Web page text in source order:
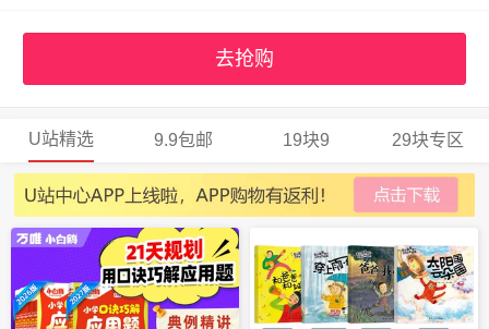
去抢购
U站精选 9.9包邮 19块9 29块专区